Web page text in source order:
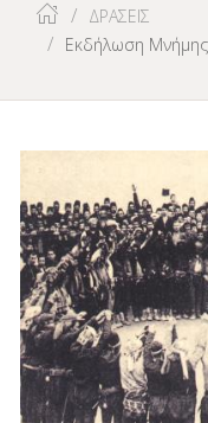
ΔΡΑΣΕΙΣ
Εκδήλωση Μνήμης